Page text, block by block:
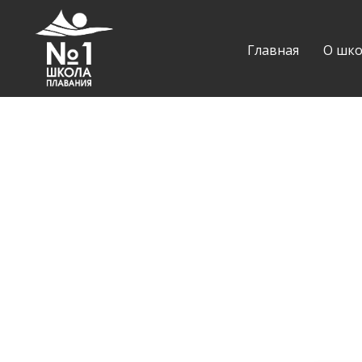
Главная О